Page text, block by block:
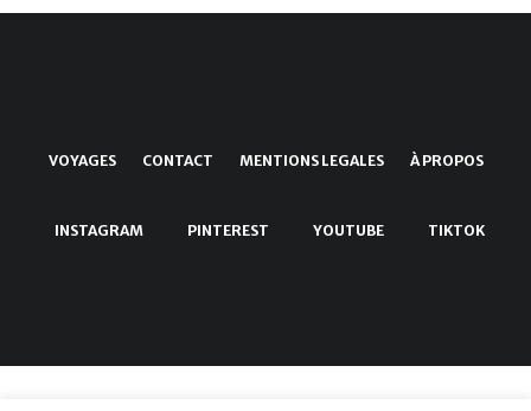
VOYAGES CONTACT MENTIONS LEGALES À PROPOS
INSTAGRAM PINTEREST YOUTUBE TIKTOK